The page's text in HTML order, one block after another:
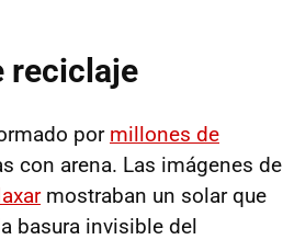
reciclaje
por millones de
con arena. Las imágenes de
mostraban un solar que
basura invisible del